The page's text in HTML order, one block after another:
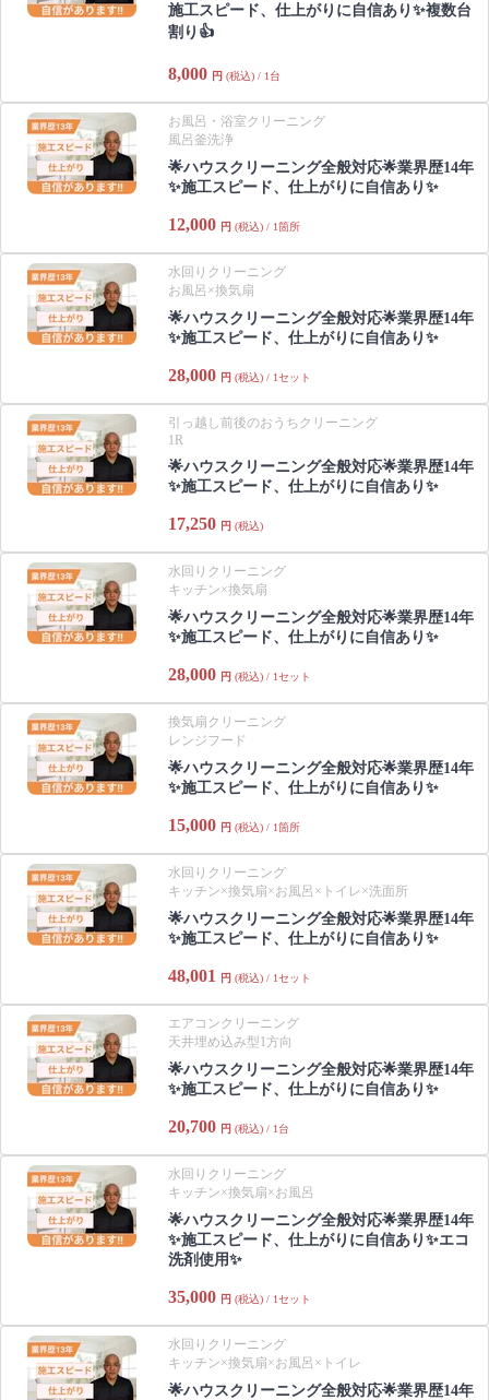
施工スピード、仕上がりに自信あり✨複数台
割り👍
8,000 円 (税込) / 1台
お風呂・浴室クリーニング
風呂釜洗浄
🌟ハウスクリーニング全般対応🌟業界歴14年
✨施工スピード、仕上がりに自信あり✨
12,000 円 (税込) / 1箇所
水回りクリーニング
お風呂×換気扇
🌟ハウスクリーニング全般対応🌟業界歴14年
✨施工スピード、仕上がりに自信あり✨
28,000 円 (税込) / 1セット
引っ越し前後のおうちクリーニング
1R
🌟ハウスクリーニング全般対応🌟業界歴14年
✨施工スピード、仕上がりに自信あり✨
17,250 円 (税込)
水回りクリーニング
キッチン×換気扇
🌟ハウスクリーニング全般対応🌟業界歴14年
✨施工スピード、仕上がりに自信あり✨
28,000 円 (税込) / 1セット
換気扇クリーニング
レンジフード
🌟ハウスクリーニング全般対応🌟業界歴14年
✨施工スピード、仕上がりに自信あり✨
15,000 円 (税込) / 1箇所
水回りクリーニング
キッチン×換気扇×お風呂×トイレ×洗面所
🌟ハウスクリーニング全般対応🌟業界歴14年
✨施工スピード、仕上がりに自信あり✨
48,001 円 (税込) / 1セット
エアコンクリーニング
天井埋め込み型1方向
🌟ハウスクリーニング全般対応🌟業界歴14年
✨施工スピード、仕上がりに自信あり✨
20,700 円 (税込) / 1台
水回りクリーニング
キッチン×換気扇×お風呂
🌟ハウスクリーニング全般対応🌟業界歴14年
✨施工スピード、仕上がりに自信あり✨エコ
洗剤使用✨
35,000 円 (税込) / 1セット
水回りクリーニング
キッチン×換気扇×お風呂×トイレ
🌟ハウスクリーニング全般対応🌟業界歴14年